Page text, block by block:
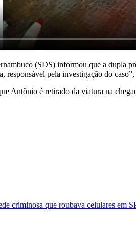
(SDS) informou que a dupla
pela investigação do caso”,
Antônio é retirado da viatura na
criminosa que roubava celulares em